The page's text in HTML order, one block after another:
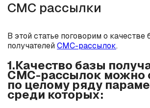
СМС рассылки
В этой статье поговорим о качестве
получателейСМС-рассылок.
1.Качество базы
СМС-рассылок можно
по целому ряду
среди которых: